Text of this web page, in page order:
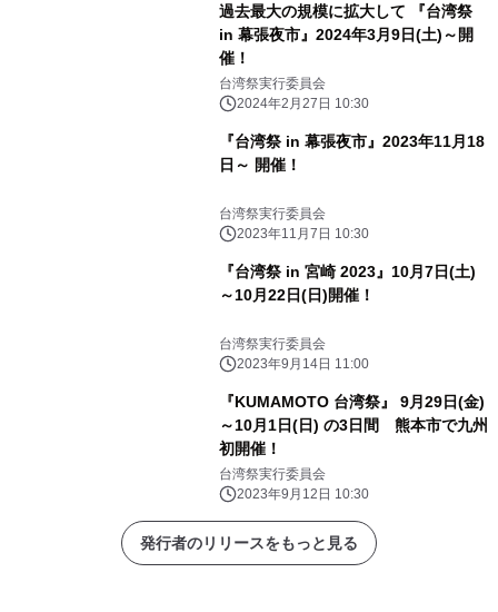
過去最大の規模に拡大して 『台湾祭
in 幕張夜市』2024年3月9日(土)～開
催！
台湾祭実行委員会
2024年2月27日 10:30
『台湾祭 in 幕張夜市』2023年11月18
日～ 開催！
台湾祭実行委員会
2023年11月7日 10:30
『台湾祭 in 宮崎 2023』10月7日(土)
～10月22日(日)開催！
台湾祭実行委員会
2023年9月14日 11:00
『KUMAMOTO 台湾祭』 9月29日(金)
～10月1日(日) の3日間 熊本市で九州
初開催！
台湾祭実行委員会
2023年9月12日 10:30
発行者のリリースをもっと見る